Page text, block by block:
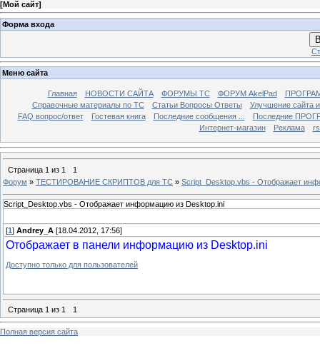
[Мой сайт]
Форма входа
Меню сайта
Главная НОВОСТИ САЙТА ФОРУМЫ TC ФОРУМ AkelPad
Справочные материалы по TС
Статьи Вопросы Ответы
Улучшение сайта
FAQ вопрос/ответ
Гостевая книга Последние сообщения ...
Последние
Интернет-магазин
Реклама
Страница 1 из 1
1
Форум » ТЕСТИРОВАНИЕ СКРИПТОВ для TC » Script_Desktop.vbs - Отображает
Script_Desktop.vbs - Отображает информацию из Desktop.ini
[1 ] Andrey_A [18.04.2012, 17:56]
Отображает в панели информацию из Desktop.ini
Доступно только для пользователей
Страница 1 из 1 1
Полная версия сайта